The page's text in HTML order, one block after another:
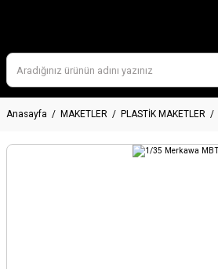
Anasayfa MAKETLER PLASTİK MAKETLER